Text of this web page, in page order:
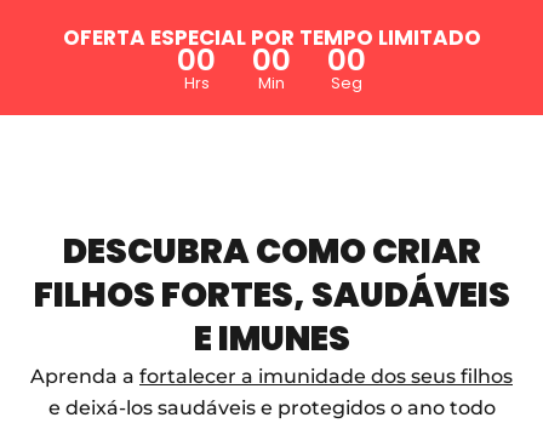
OFERTA ESPECIAL POR TEMPO LIMITADO
00
Hrs
00
Min
00
Seg
DESCUBRA COMO CRIAR
FILHOS FORTES, SAUDÁVEIS
E IMUNES
Aprenda a fortalecer a imunidade dos seus filhos
e deixá-los saudáveis e protegidos o ano todo